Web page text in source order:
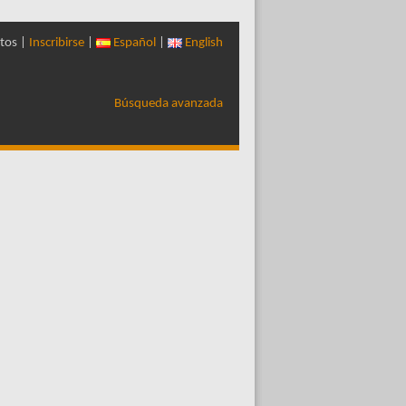
| Inscribirse Español English
Búsqueda avanzada